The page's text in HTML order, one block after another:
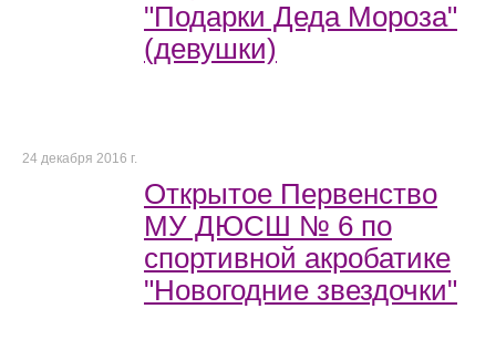
"Подарки Деда Мороза"
(девушки)
24 декабря 2016 г.
Открытое Первенство
МУ ДЮСШ № 6 по
спортивной акробатике
"Новогодние звездочки"